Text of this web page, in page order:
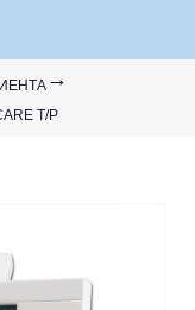
→
T/P